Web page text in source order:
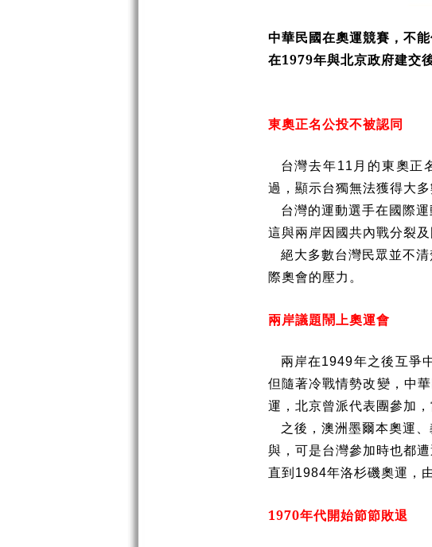
中華民國在奧運競賽，不
在1979年與北京政府建交
東奧正名公投不被認同
台灣去年11 月的東奧正
過，顯示台獨無法獲得大多
台灣的運動選手在國際
這與兩岸因國共內戰分裂
絕大多數台灣民眾並不
際奧會的壓力。
兩岸議題鬧上奧運會
兩岸在1949年之後互爭
但隨著冷戰情勢改變，中
運，北京曾派代表團參加
之後，澳洲墨爾本奧運
與，可是台灣參加時也都
直到 1984年洛杉磯奧運，
1970年代開始節節敗退